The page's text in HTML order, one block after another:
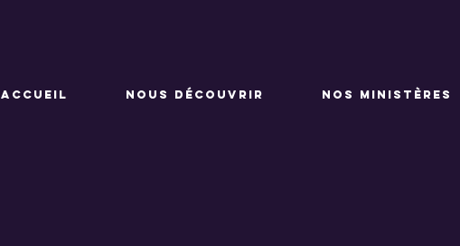
ACCUEIL NOUS DÉCOUVRIR NOS MINISTÈRES